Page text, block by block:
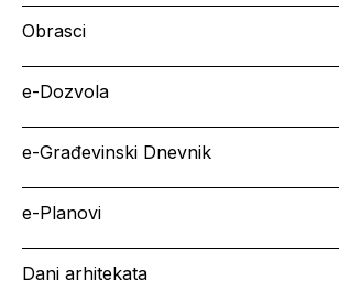
Obrasci
e-Dozvola
e-Građevinski Dnevnik
e-Planovi
Dani arhitekata